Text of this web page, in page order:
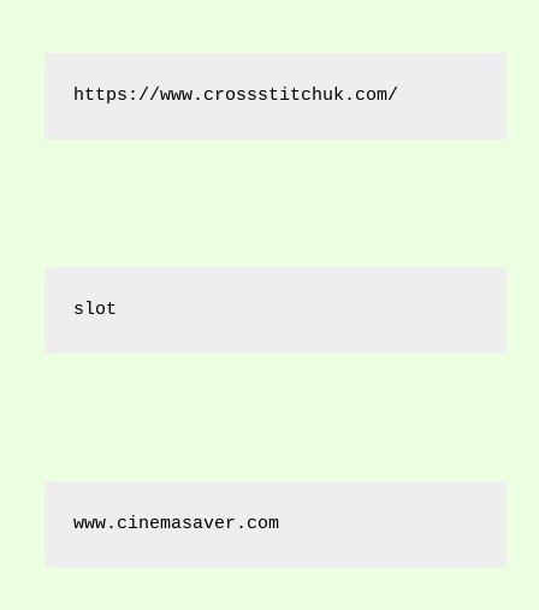
https://www.crossstitchuk.com/
slot
www.cinemasaver.com